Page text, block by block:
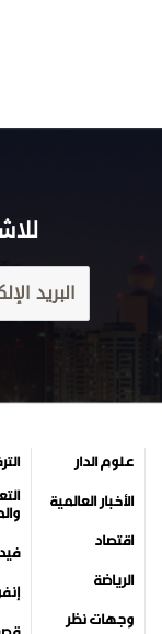
علوم الدار
الأخبار العالمية
اقتصاد
الرياضة
وجهات نظر